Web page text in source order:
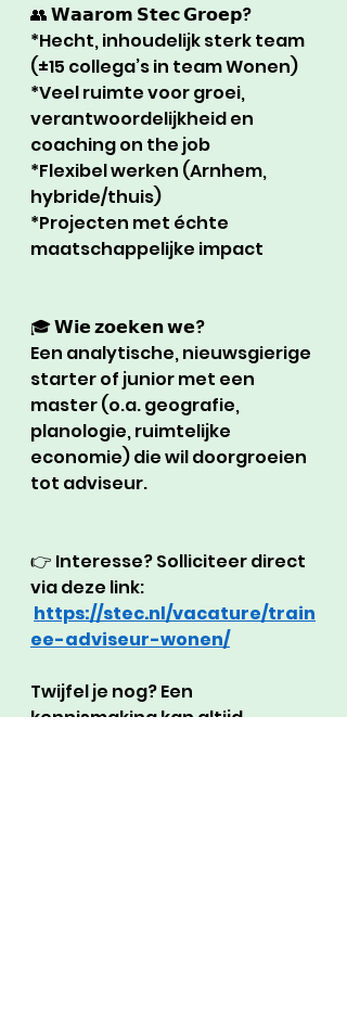
👥 𝗪𝗮𝗮𝗿𝗼𝗺 𝗦𝘁𝗲𝗰 𝗚𝗿𝗼𝗲𝗽?
*Hecht, inhoudelijk sterk team
(±15 collega’s in team Wonen)
*Veel ruimte voor groei,
verantwoordelijkheid en
coaching on the job
*Flexibel werken (Arnhem,
hybride/thuis)
*Projecten met échte
maatschappelijke impact
🎓 𝗪𝗶𝗲 𝘇𝗼𝗲𝗸𝗲𝗻 𝘄𝗲?
Een analytische, nieuwsgierige
starter of junior met een
master (o.a. geografie,
planologie, ruimtelijke
economie) die wil doorgroeien
tot adviseur.
👉 Interesse? Solliciteer direct
via deze link:
https://stec.nl/vacature/train
ee-adviseur-wonen/
Twijfel je nog? Een
kennismaking kan altijd.